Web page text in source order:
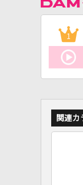
1
関連カ